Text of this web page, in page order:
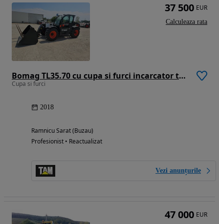
Bomag TL35.70 cu cupa si furci incarcator telescopic manitou merlo dieci cat jcb
Cupa si furci
2018
Ramnicu Sarat (Buzau)
Profesionist • Reactualizat
Vezi anunțurile
37 500 EUR
Calculeaza rata
47 000 EUR